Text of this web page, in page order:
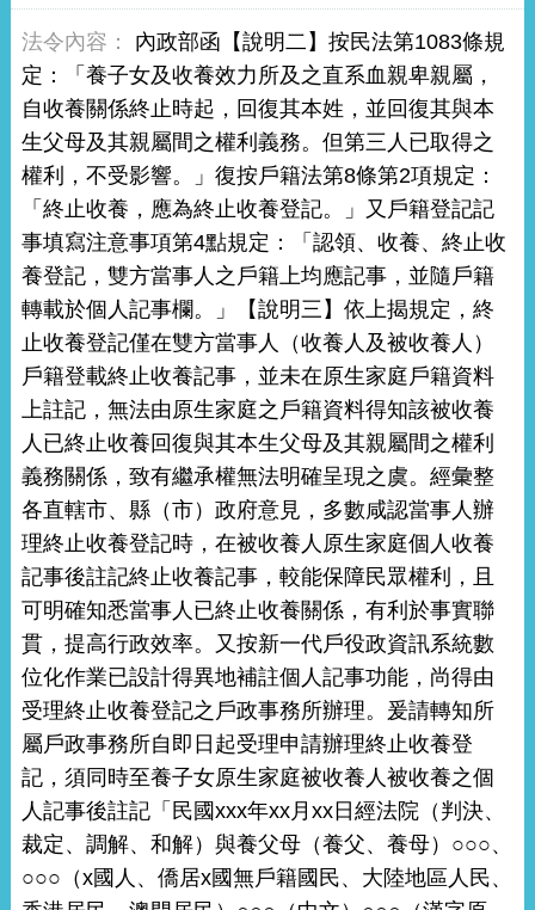
內政部函【說明二】按民法第1083條規
定：「養子女及收養效力所及之直系血親卑親屬，
自收養關係終止時起，回復其本姓，並回復其與本
生父母及其親屬間之權利義務。但第三人已取得之
權利，不受影響。」復按戶籍法第8條第2項規定：
「終止收養，應為終止收養登記。」又戶籍登記記
事填寫注意事項第4點規定：「認領、收養、終止收
養登記，雙方當事人之戶籍上均應記事，並隨戶籍
轉載於個人記事欄。」【說明三】依上揭規定，終
止收養登記僅在雙方當事人（收養人及被收養人）
戶籍登載終止收養記事，並未在原生家庭戶籍資料
上註記，無法由原生家庭之戶籍資料得知該被收養
人已終止收養回復與其本生父母及其親屬間之權利
義務關係，致有繼承權無法明確呈現之虞。經彙整
各直轄市、縣（市）政府意見，多數咸認當事人辦
理終止收養登記時，在被收養人原生家庭個人收養
記事後註記終止收養記事，較能保障民眾權利，且
可明確知悉當事人已終止收養關係，有利於事實聯
貫，提高行政效率。又按新一代戶役政資訊系統數
位化作業已設計得異地補註個人記事功能，尚得由
受理終止收養登記之戶政事務所辦理。爰請轉知所
屬戶政事務所自即日起受理申請辦理終止收養登
記，須同時至養子女原生家庭被收養人被收養之個
人記事後註記「民國xxx年xx月xx日經法院（判決、
裁定、調解、和解）與養父母（養父、養母）○○○、
○○○（x國人、僑居x國無戶籍國民、大陸地區人民、